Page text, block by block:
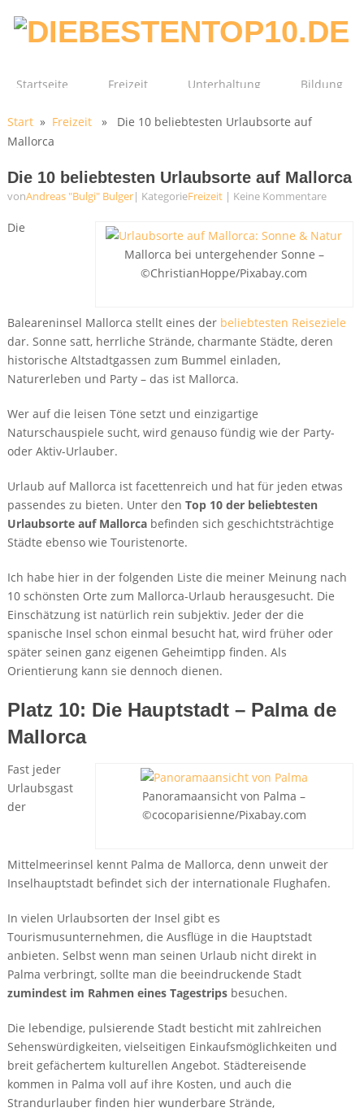
Startseite Freizeit Unterhaltung Bildung
Technik
Start» Freizeit» Die 10 beliebtesten Urlaubsorte auf
Mallorca
Die 10 beliebtesten Urlaubsorte auf Mallorca
vonAndreas "Bulgi" Bulger| KategorieFreizeit| Keine Kommentare
Mallorca bei untergehender Sonne –
©ChristianHoppe/Pixabay.com
Die
Baleareninsel Mallorca stellt eines der beliebtesten Reiseziele
dar. Sonne satt, herrliche Strände, charmante Städte, deren
historische Altstadtgassen zum Bummel einladen,
Naturerleben und Party – das ist Mallorca.
Wer auf die leisen Töne setzt und einzigartige
Naturschauspiele sucht, wird genauso fündig wie der Party-
oder Aktiv-Urlauber.
Urlaub auf Mallorca ist facettenreich und hat für jeden etwas
passendes zu bieten. Unter den Top 10 der beliebtesten
Urlaubsorte auf Mallorcabefinden sich geschichtsträchtige
Städte ebenso wie Touristenorte.
Ich habe hier in der folgenden Liste die meiner Meinung nach
10 schönsten Orte zum Mallorca-Urlaub herausgesucht. Die
Einschätzung ist natürlich rein subjektiv. Jeder der die
spanische Insel schon einmal besucht hat, wird früher oder
später seinen ganz eigenen Geheimtipp finden. Als
Orientierung kann sie dennoch dienen.
Platz 10: Die Hauptstadt – Palma de
Mallorca
Panoramaansicht von Palma –
©cocoparisienne/Pixabay.com
Fast jeder
Urlaubsgast
der
Mittelmeerinsel kennt Palma de Mallorca, denn unweit der
Inselhauptstadt befindet sich der internationale Flughafen.
In vielen Urlaubsorten der Insel gibt es
Tourismusunternehmen, die Ausflüge in die Hauptstadt
anbieten. Selbst wenn man seinen Urlaub nicht direkt in
Palma verbringt, sollte man die beeindruckende Stadt
zumindest im Rahmen eines Tagestripsbesuchen.
Die lebendige, pulsierende Stadt besticht mit zahlreichen
Sehenswürdigkeiten, vielseitigen Einkaufsmöglichkeiten und
breit gefächertem kulturellen Angebot. Städtereisende
kommen in Palma voll auf ihre Kosten, und auch die
Strandurlauber finden hier wunderbare Strände,